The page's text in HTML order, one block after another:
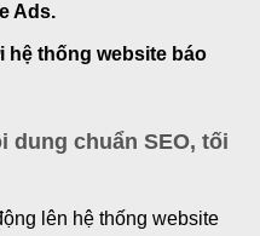
Ads.
thống website báo
dung chuẩn SEO, tối
lên hệ thống website